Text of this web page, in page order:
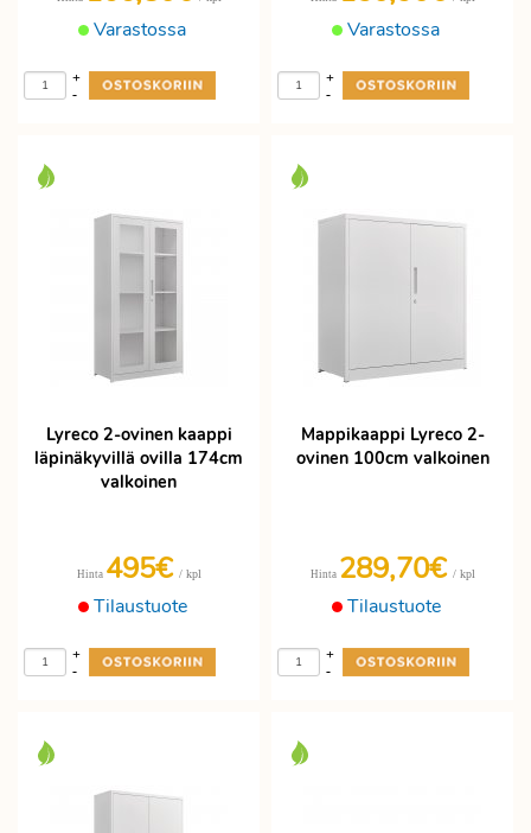
Varastossa
-
+
Varastossa
-
+
Lyreco 2-ovinen kaappi
läpinäkyvillä ovilla 174cm
valkoinen
Tilaustuote
Hinta 495€ / kpl
-
+
Mappikaappi Lyreco 2-
ovinen 100cm valkoinen
Tilaustuote
Hinta 289,70€ / kpl
-
+